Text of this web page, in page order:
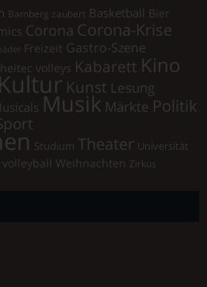
Bamberg zaubert Basketball Bier
Corona Corona-Krise
Freizeit Gastro-Szene
heitec volleys Kabarett Kino
Kultur Kunst Lesung
Musik Märkte Politik
Studium Theater Universität
volleyball Weihnachten Zirkus